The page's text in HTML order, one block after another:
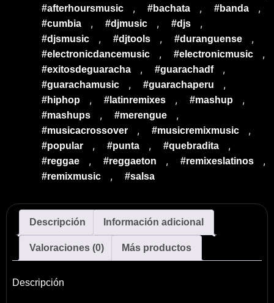
#afterhoursmusic , #bachata , #banda ,
#cumbia , #djmusic , #djs ,
#djsmusic , #djtools , #duranguense ,
#electronicdancemusic , #electronicmusic ,
#exitosdeguaracha , #guarachadf ,
#guarachamusic , #guarachaperu ,
#hiphop , #latinremixes , #mashup ,
#mashups , #merengue ,
#musicacrossover , #musicremixmusic ,
#popular , #punta , #quebradita ,
#reggae , #reggaeton , #remixeslatinos ,
#remixmusic , #salsa
Descripción Información adicional
Valoraciones (0) Más productos
Descripción